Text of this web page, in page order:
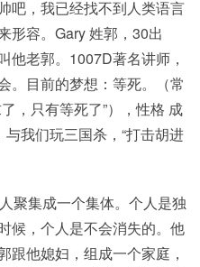
吧，我已经找不到人类语言
形容。Gary 姓郭，30出
他老郭。1007D著名讲师，
。目前的梦想：等死。（常
，只有等死了”），性格 成
与我们玩三国杀，“打击胡进
聚集成一个集体。个人是独
候，个人是不会消失的。他
跟他媳妇，组成一个家庭，